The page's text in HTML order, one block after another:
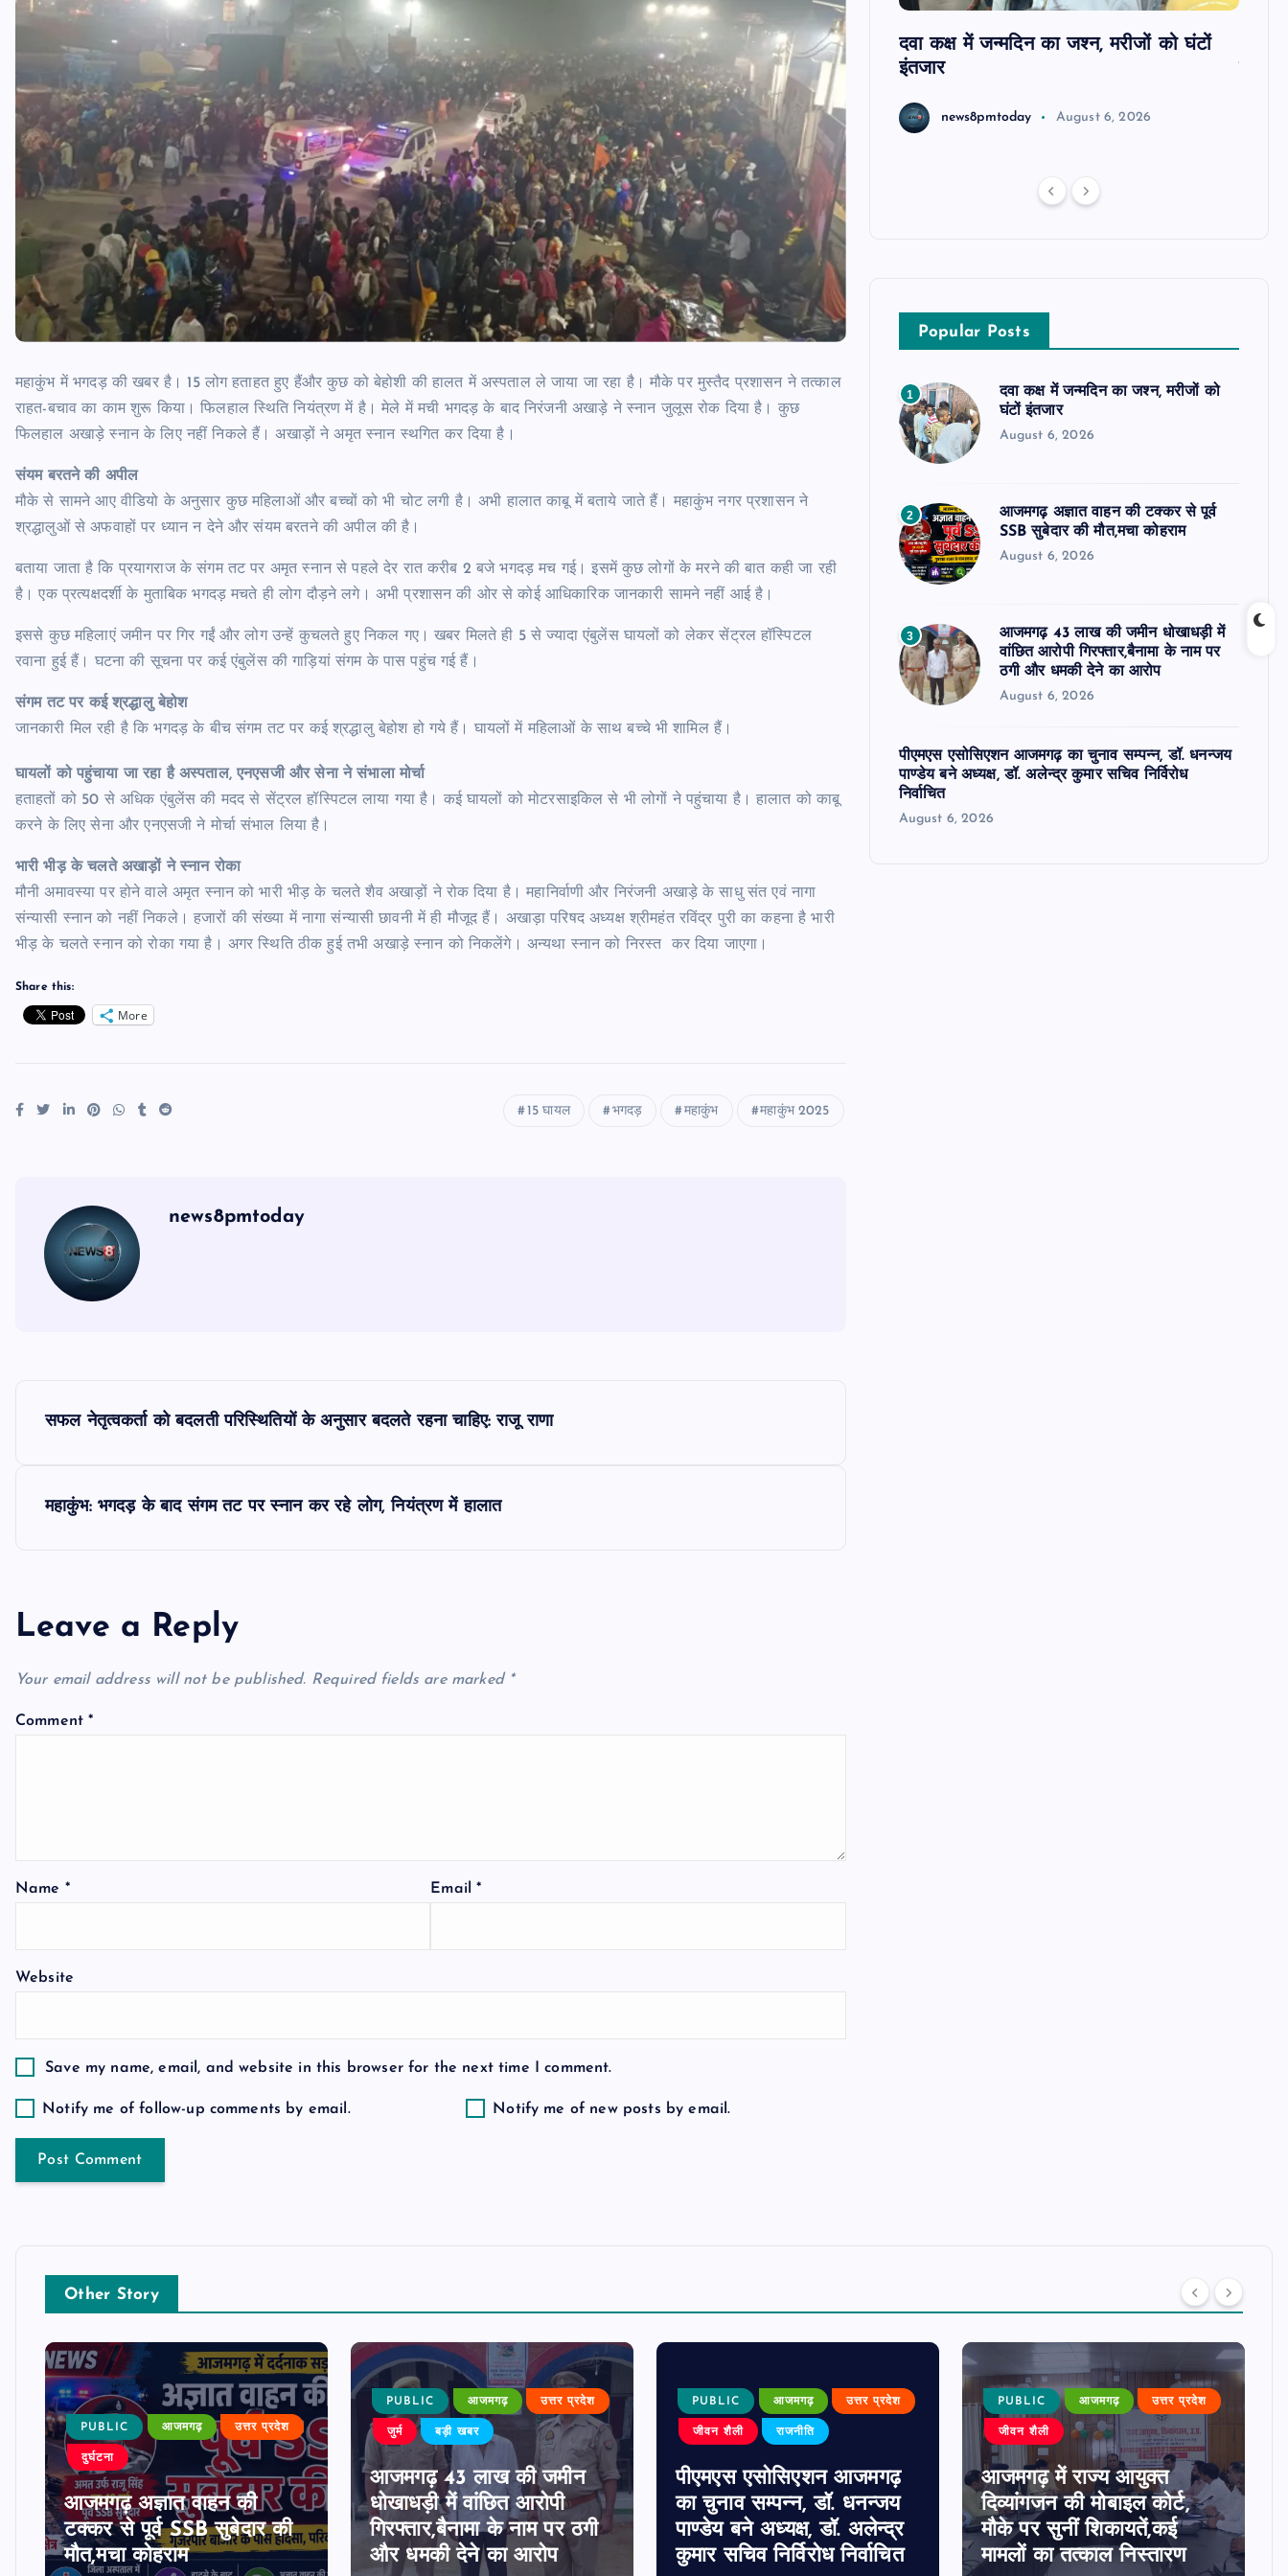
महाकुंभ में भगदड़ की खबर है। 15 लोग हताहत हुए हैंऔर कुछ को बेहोशी की हालत में अस्पताल ले जाया जा रहा है। मौके पर मुस्तैद प्रशासन ने तत्काल
राहत-बचाव का काम शुरू किया। फिलहाल स्थिति नियंत्रण में है। मेले में मची भगदड़ के बाद निरंजनी अखाड़े ने स्नान जुलूस रोक दिया है। कुछ
फिलहाल अखाड़े स्नान के लिए नहीं निकले हैं। अखाड़ों ने अमृत स्नान स्थगित कर दिया है।
संयम बरतने की अपील
मौके से सामने आए वीडियो के अनुसार कुछ महिलाओं और बच्चों को भी चोट लगी है। अभी हालात काबू में बताये जाते हैं। महाकुंभ नगर प्रशासन ने
श्रद्धालुओं से अफवाहों पर ध्यान न देने और संयम बरतने की अपील की है।
बताया जाता है कि प्रयागराज के संगम तट पर अमृत स्नान से पहले देर रात करीब 2 बजे भगदड़ मच गई। इसमें कुछ लोगों के मरने की बात कही जा रही
है। एक प्रत्यक्षदर्शी के मुताबिक भगदड़ मचते ही लोग दौड़ने लगे। अभी प्रशासन की ओर से कोई आधिकारिक जानकारी सामने नहीं आई है।
इससे कुछ महिलाएं जमीन पर गिर गईं और लोग उन्हें कुचलते हुए निकल गए। खबर मिलते ही 5 से ज्यादा एंबुलेंस घायलों को लेकर सेंट्रल हॉस्पिटल
रवाना हुई हैं। घटना की सूचना पर कई एंबुलेंस की गाड़ियां संगम के पास पहुंच गई हैं।
संगम तट पर कई श्रद्धालु बेहोश
जानकारी मिल रही है कि भगदड़ के बीच संगम तट पर कई श्रद्धालु बेहोश हो गये हैं। घायलों में महिलाओं के साथ बच्चे भी शामिल हैं।
घायलों को पहुंचाया जा रहा है अस्पताल, एनएसजी और सेना ने संभाला मोर्चा
हताहतों को 50 से अधिक एंबुलेंस की मदद से सेंट्रल हॉस्पिटल लाया गया है। कई घायलों को मोटरसाइकिल से भी लोगों ने पहुंचाया है। हालात को काबू
करने के लिए सेना और एनएसजी ने मोर्चा संभाल लिया है।
भारी भीड़ के चलते अखाड़ों ने स्नान रोका
मौनी अमावस्या पर होने वाले अमृत स्नान को भारी भीड़ के चलते शैव अखाड़ों ने रोक दिया है। महानिर्वाणी और निरंजनी अखाड़े के साधु संत एवं नागा
संन्यासी स्नान को नहीं निकले। हजारों की संख्या में नागा संन्यासी छावनी में ही मौजूद हैं। अखाड़ा परिषद अध्यक्ष श्रीमहंत रविंद्र पुरी का कहना है भारी
भीड़ के चलते स्नान को रोका गया है। अगर स्थिति ठीक हुई तभी अखाड़े स्नान को निकलेंगे। अन्यथा स्नान को निरस्त कर दिया जाएगा।
Share this:
More
15 घायल भगदड़ महाकुंभ महाकुंभ 2025
news8pmtoday
n
a
v
a
i
o
n
सफल नेतृत्वकर्ता को बदलती परिस्थितियों के अनुसार बदलते रहना चाहिए: राजू राणा
महाकुंभ: भगदड़ के बाद संगम तट पर स्नान कर रहे लोग, नियंत्रण में हालात
Leave a Reply
Your email address will not be published. Required fields are marked *
Comment*
Name * Email*
Website
Save my name, email, and website in this browser for the next time I comment.
Notify me of follow-up comments by email. Notify me of new posts by email.
आजमगढ़ में राज्य आयुक्त दिव्यांगजन की मोबाइल
कोर्ट, मौके पर सुनीं शिकायतें,कई मामलों का
तत्काल निस्तारण
news8pmtoday August 6, 2026
दवा कक्ष में जन्मदिन का जश्न, मरीजों को घंटों
इंतजार
news8pmtoday August 6, 2026
Popular Posts
1
दवा कक्ष में जन्मदिन का जश्न, मरीजों को
घंटों इंतजार
August 6, 2026
2
आजमगढ़ अज्ञात वाहन की टक्कर से पूर्व
SSB सुबेदार की मौत,मचा कोहराम
August 6, 2026
3
आजमगढ़ 43 लाख की जमीन धोखाधड़ी में
वांछित आरोपी गिरफ्तार,बैनामा के नाम पर
ठगी और धमकी देने का आरोप
August 6, 2026
पीएमएस एसोसिएशन आजमगढ़ का चुनाव सम्पन्न, डॉ. धनन्जय
पाण्डेय बने अध्यक्ष, डॉ. अलेन्द्र कुमार सचिव निर्विरोध
निर्वाचित
August 6, 2026
Other Story
PUBLIC आजमगढ़ उत्तर प्रदेश
दुर्घटना
आजमगढ़ अज्ञात वाहन की
टक्कर से पूर्व SSB सुबेदार की
मौत,मचा कोहराम
PUBLIC आजमगढ़ उत्तर प्रदेश
जुर्म बड़ी खबर
आजमगढ़ 43 लाख की जमीन
धोखाधड़ी में वांछित आरोपी
गिरफ्तार,बैनामा के नाम पर ठगी
और धमकी देने का आरोप
PUBLIC आजमगढ़ उत्तर प्रदेश
जीवन शैली राजनीति
पीएमएस एसोसिएशन आजमगढ़
का चुनाव सम्पन्न, डॉ. धनन्जय
पाण्डेय बने अध्यक्ष, डॉ. अलेन्द्र
कुमार सचिव निर्विरोध निर्वाचित
PUBLIC आजमगढ़ उत्तर प्रदेश
जीवन शैली
आजमगढ़ में राज्य आयुक्त
दिव्यांगजन की मोबाइल कोर्ट,
मौके पर सुनीं शिकायतें,कई
मामलों का तत्काल निस्तारण